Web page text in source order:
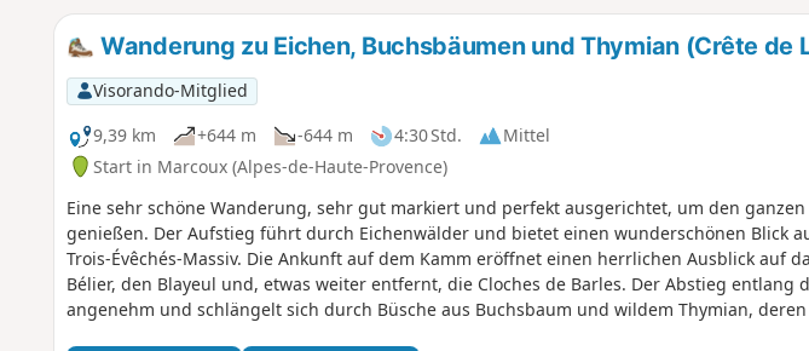
Wanderung zu Eichen, Buchsbäumen und Thymian (Crête de
Visorando-Mitglied
9,39 km
+644 m -644 m 4:30 Std.
Mittel
Start in Marcoux (Alpes-de-Haute-Provence)
Eine sehr schöne Wanderung, sehr gut markiert und perfekt ausgerichtet, um den ganzen
genießen. Der Aufstieg führt durch Eichenwälder und bietet einen wunderschönen Blick
Trois-Évêchés-Massiv. Die Ankunft auf dem Kamm eröffnet einen herrlichen Ausblick auf
Bélier, den Blayeul und, etwas weiter entfernt, die Cloches de Barles. Der Abstieg entlang
angenehm und schlängelt sich durch Büsche aus Buchsbaum und wildem Thymian,